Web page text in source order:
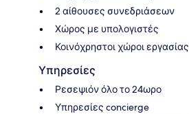
2 αίθουσες συνεδριάσεων
Χώρος με υπολογιστές
Κοινόχρηστοι χώροι εργασίας
Υπηρεσίες
Ρεσεψιόν όλο το 24ωρο
Υπηρεσίες concierge